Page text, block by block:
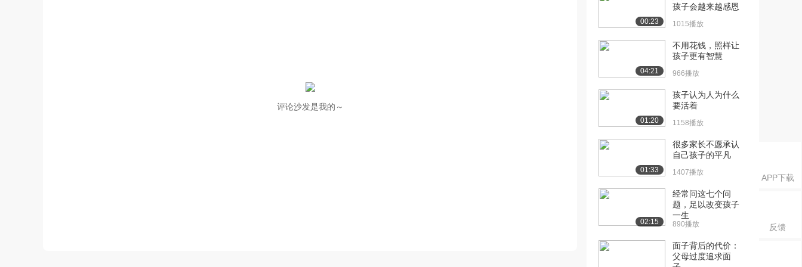
APP下载
反馈
评论沙发是我的～
00:23
孩子会越来越感恩
1015播放
04:21
不用花钱，照样让
孩子更有智慧
966播放
01:20
孩子认为人为什么
要活着
1158播放
01:33
很多家长不愿承认
自己孩子的平凡
1407播放
02:15
经常问这七个问
题，足以改变孩子
一生
890播放
面子背后的代价：
父母过度追求面